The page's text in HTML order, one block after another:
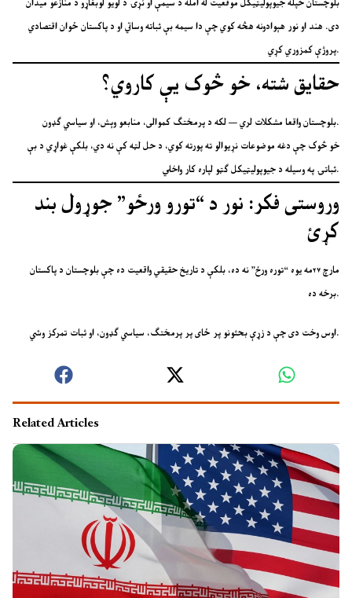
دی. هند او نور هېوادونه هڅه کوي چې دا سیمه بې ثباته وساتي او د پاکستان ځوان اقتصادي
پروژې کمزوري کړي.
حقایق شته، خو څوک یې کاروي؟
بلوچستان واقعا مشکلات لري — لکه د پرمختګ کموالی، منابعو وېش، او سیاسي ګډون.
خو څوک چې دغه موضوعات نړیوالو ته پورته کوي، د حل لټه کې نه دي، بلکې غواړي د بې
ثباتۍ په وسیله د جیوپولیټیکل ګټو لپاره کار واخلي.
وروستی فکر: نور د “تورو ورځو” جوړول بند
کړئ
مارچ ۲۷مه یوه “توره ورځ” نه ده، بلکې د تاریخ حقیقي واقعیت ده چې بلوچستان د پاکستان
برخه ده.
اوس وخت دی چې د زړې بحثونو پر ځای پر پرمختګ، سیاسي ګډون، او ثبات تمرکز وشي.
Related Articles